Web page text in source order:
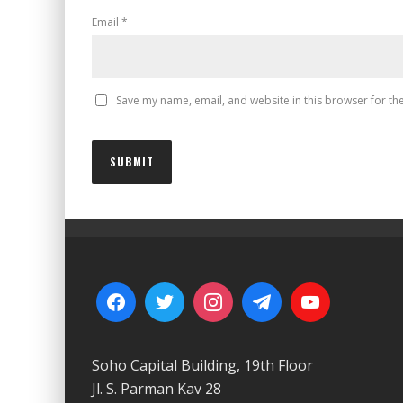
Email *
Save my name, email, and website in this browser for
Soho Capital Building, 19th Floor
Jl. S. Parman Kav 28